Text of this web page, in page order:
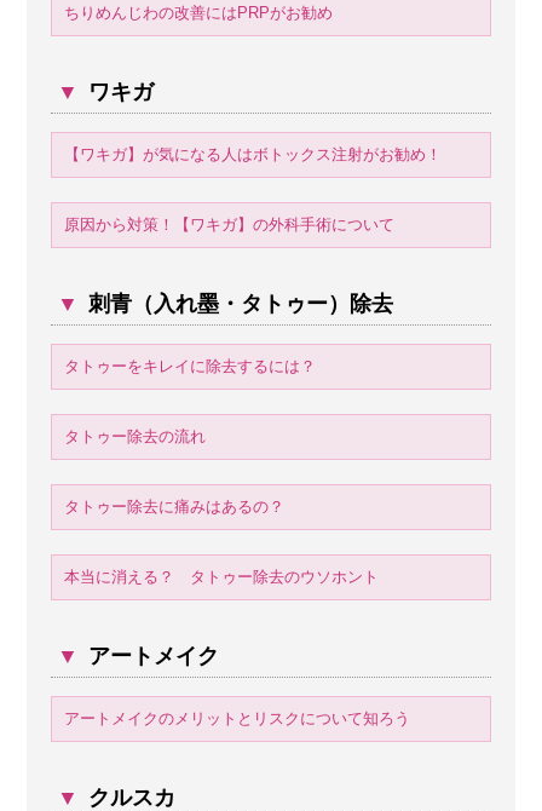
ちりめんじわの改善にはPRPがお勧め
▼ ワキガ
【ワキガ】が気になる人はボトックス注射がお勧め！
原因から対策！【ワキガ】の外科手術について
▼ 刺青（入れ墨・タトゥー）除去
タトゥーをキレイに除去するには？
タトゥー除去の流れ
タトゥー除去に痛みはあるの？
本当に消える？ タトゥー除去のウソホント
▼ アートメイク
アートメイクのメリットとリスクについて知ろう
▼ クルスカ